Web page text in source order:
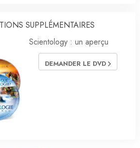
SUPPLÉMENTAIRES
Scientology : un aperçu
DEMANDER LE DVD